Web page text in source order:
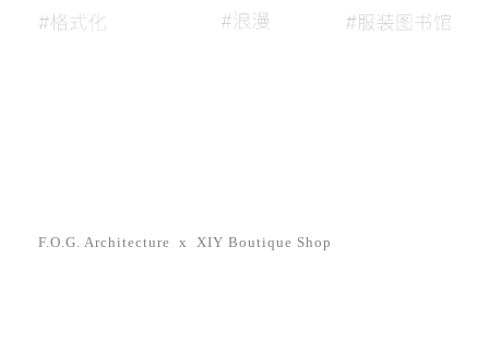
F.O.G. Architecture x XIY Boutique Shop